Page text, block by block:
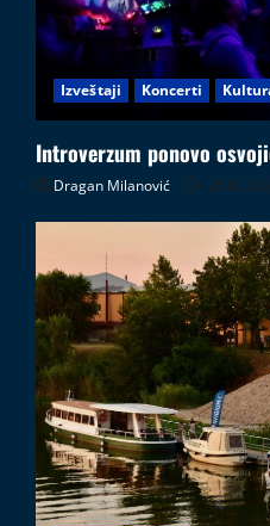
Izveštaji Koncerti
Introverzum ponovo
Dragan Milanović